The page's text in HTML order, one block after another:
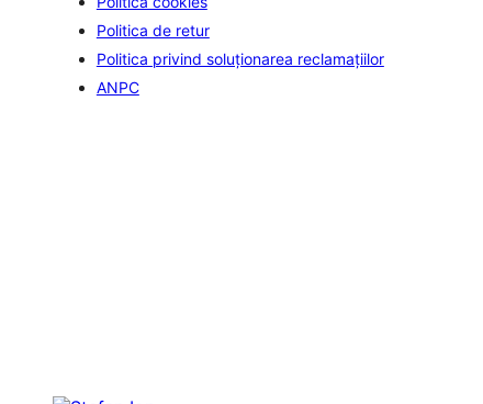
Politica de retur
Politica privind soluționarea reclamațiilor
ANPC